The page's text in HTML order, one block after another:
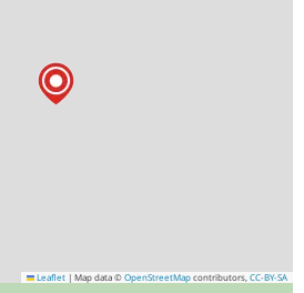
Leaflet | Map data © OpenStreetMap contributors, CC-BY-SA